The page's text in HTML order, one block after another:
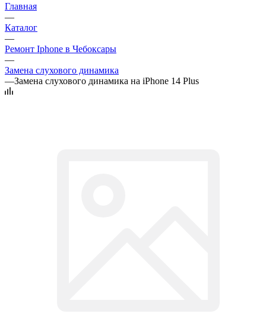
Главная
—
Каталог
—
Ремонт Iphone в Чебоксары
—
Замена слухового динамика
—Замена слухового динамика на iPhone 14 Plus